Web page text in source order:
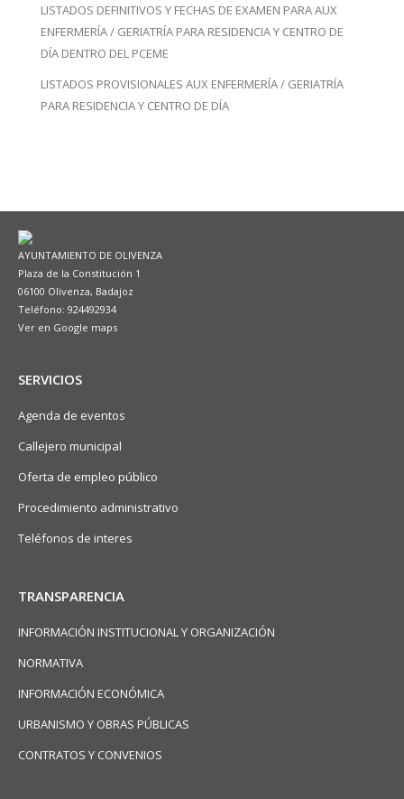
LISTADOS DEFINITIVOS Y FECHAS DE EXAMEN PARA AUX
ENFERMERÍA / GERIATRÍA PARA RESIDENCIA Y CENTRO DE
DÍA DENTRO DEL PCEME
LISTADOS PROVISIONALES AUX ENFERMERÍA / GERIATRÍA
PARA RESIDENCIA Y CENTRO DE DÍA
AYUNTAMIENTO DE OLIVENZA
Plaza de la Constitución 1
06100 Olivenza, Badajoz
Teléfono: 924492934
Ver en Google maps
SERVICIOS
Agenda de eventos
Callejero municipal
Oferta de empleo público
Procedimiento administrativo
Teléfonos de interes
TRANSPARENCIA
INFORMACIÓN INSTITUCIONAL Y ORGANIZACIÓN
NORMATIVA
INFORMACIÓN ECONÓMICA
URBANISMO Y OBRAS PÚBLICAS
CONTRATOS Y CONVENIOS